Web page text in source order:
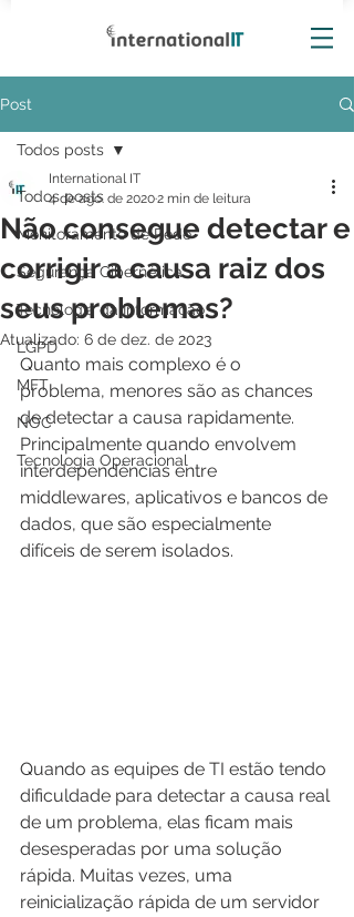
Post
Todos posts
Monitoramento de Rede
Segurança Cibernética
Tecnologia da Informação
LGPD
MFT
NOC
Tecnologia Operacional
Todos posts
Não consegue detectar e
corrigir a causa raiz dos
seus problemas?
International IT
4 de ago. de 20202 min de leitura
Atualizado: 6 de dez. de 2023
Quanto mais complexo é o
problema, menores são as chances
de detectar a causa rapidamente.
Principalmente quando envolvem
interdependências entre
middlewares, aplicativos e bancos de
dados, que são especialmente
difíceis de serem isolados.
Quando as equipes de TI estão tendo
dificuldade para detectar a causa real
de um problema, elas ficam mais
desesperadas por uma solução
rápida. Muitas vezes, uma
reinicialização rápida de um servidor